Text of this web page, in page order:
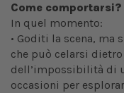
Come comportarsi?
In quel momento:
• Goditi la scena, ma
che può celarsi
dell’impossibilità di
occasioni per